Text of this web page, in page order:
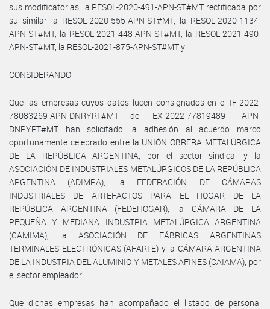
sus modificatorias, la RESOL-2020-491-APN-ST#MT rectificada por
su similar la RESOL-2020-555-APN-ST#MT, la RESOL-2020-1134-
APN-ST#MT, la RESOL-2021-448-APN-ST#MT, la RESOL-2021-490-
APN-ST#MT, la RESOL-2021-875-APN-ST#MT y
CONSIDERANDO:
Que las empresas cuyos datos lucen consignados en el IF-2022-
78083269-APN-DNRYRT#MT del EX-2022-77819489- -APN-
DNRYRT#MT han solicitado la adhesión al acuerdo marco
oportunamente celebrado entre la UNIÓN OBRERA METALÚRGICA
DE LA REPÚBLICA ARGENTINA, por el sector sindical y la
ASOCIACIÓN DE INDUSTRIALES METALÚRGICOS DE LA REPÚBLICA
ARGENTINA (ADIMRA), la FEDERACIÓN DE CÁMARAS
INDUSTRIALES DE ARTEFACTOS PARA EL HOGAR DE LA
REPÚBLICA ARGENTINA (FEDEHOGAR), la CÁMARA DE LA
PEQUEÑA Y MEDIANA INDUSTRIA METALÚRGICA ARGENTINA
(CAMIMA), la ASOCIACIÓN DE FÁBRICAS ARGENTINAS
TERMINALES ELECTRÓNICAS (AFARTE) y la CÁMARA ARGENTINA
DE LA INDUSTRIA DEL ALUMINIO Y METALES AFINES (CAIAMA), por
el sector empleador.
Que dichas empresas han acompañado el listado de personal